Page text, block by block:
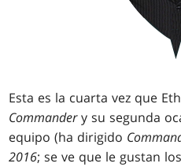
Esta es la cuarta vez que
Commandery su segunda
equipo (ha dirigido
2016; se ve que le gustan